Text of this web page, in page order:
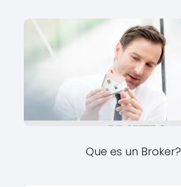
Que es un Broker?